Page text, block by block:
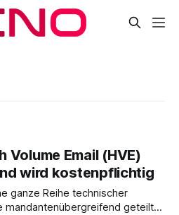
Email (HVE)
wird kostenpflichtig
ganze Reihe technischer
mandantenübergreifend geteilte